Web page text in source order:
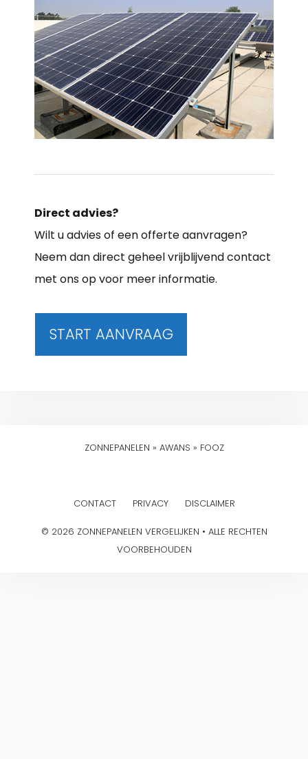
Direct advies?
Wilt u advies of een offerte aanvragen?
Neem dan direct geheel vrijblijvend contact
met ons op voor meer informatie.
START AANVRAAG
ZONNEPANELEN » AWANS » FOOZ
CONTACT PRIVACY DISCLAIMER
© 2026 ZONNEPANELEN VERGELIJKEN • ALLE RECHTEN
VOORBEHOUDEN